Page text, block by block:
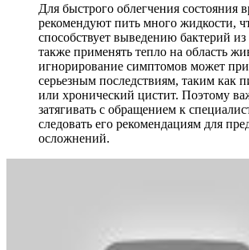
Для быстрого облегчения состояния
рекомендуют пить много жидкости,
способствует выведению бактерий из
также применять тепло на область
игнорирование симптомов может
серьезным последствиям, таким как
или хронический цистит. Поэтому
затягивать с обращением к
следовать его рекомендациям для
осложнений.